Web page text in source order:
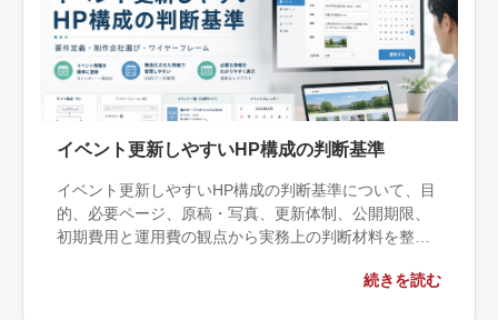
イベント更新しやすいHP構成の判断基準
イベント更新しやすいHP構成の判断基準について、目
的、必要ページ、原稿・写真、更新体制、公開期限、
初期費用と運用費の観点から実務上の判断材料を整理
件、相談前に用意する情報、依頼後に確認すべき成果
続きを読む